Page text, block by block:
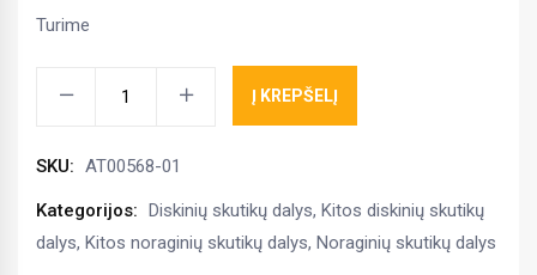
Turime
RUNO
kiekis
Į KREPŠELĮ
SKU: AT00568-01
Kategorijos: Diskinių skutikų dalys, Kitos diskinių skutikų
dalys, Kitos noraginių skutikų dalys, Noraginių skutikų dalys